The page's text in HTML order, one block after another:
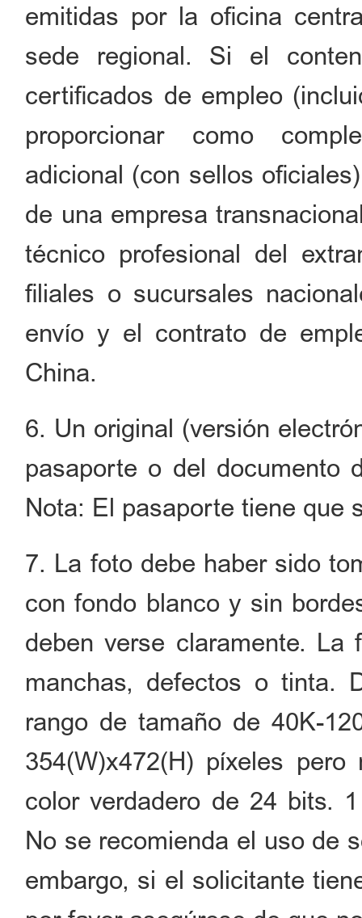
emitidas por la oficina
sede regional. Si el
certificados de empleo
proporcionar como
adicional (con sellos
de una empresa
técnico profesional del
filiales o sucursales
envío y el contrato de
China.
6. Un original (versión
pasaporte o del documento
Nota: El pasaporte tiene que
7. La foto debe haber sido
con fondo blanco y sin
deben verse claramente.
manchas, defectos o tinta.
rango de tamaño de 40K-
354(W)x472(H) píxeles
color verdadero de 24 bits.
No se recomienda el uso de
embargo, si el solicitante